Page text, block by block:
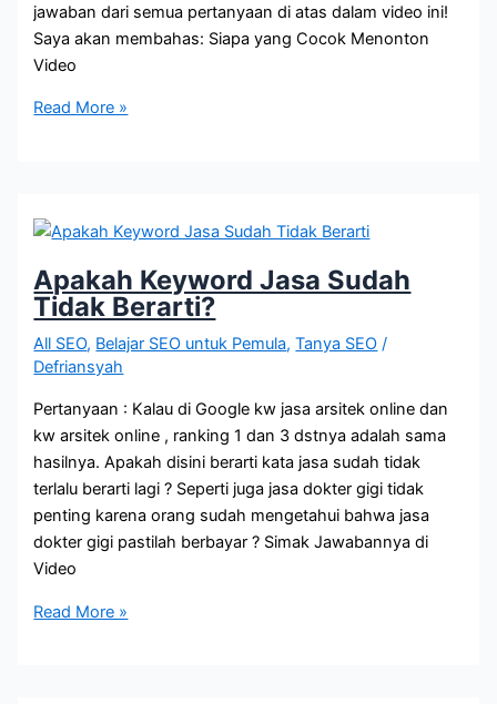
jawaban dari semua pertanyaan di atas dalam video ini!
Saya akan membahas: Siapa yang Cocok Menonton
Video
Bagaimana
AI
untuk
SEO?
Read More »
Apakah Keyword Jasa Sudah
Tidak Berarti?
All SEO, Belajar SEO untuk Pemula,Tanya SEO /
Defriansyah
Pertanyaan : Kalau di Google kw jasa arsitek online dan
kw arsitek online , ranking 1 dan 3 dstnya adalah sama
hasilnya. Apakah disini berarti kata jasa sudah tidak
terlalu berarti lagi ? Seperti juga jasa dokter gigi tidak
penting karena orang sudah mengetahui bahwa jasa
dokter gigi pastilah berbayar ? Simak Jawabannya di
Video
Apakah
Read More »